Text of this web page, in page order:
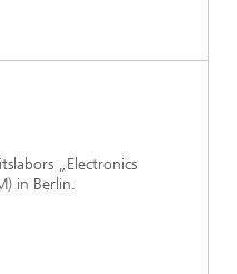
„Electronics
in Berlin.